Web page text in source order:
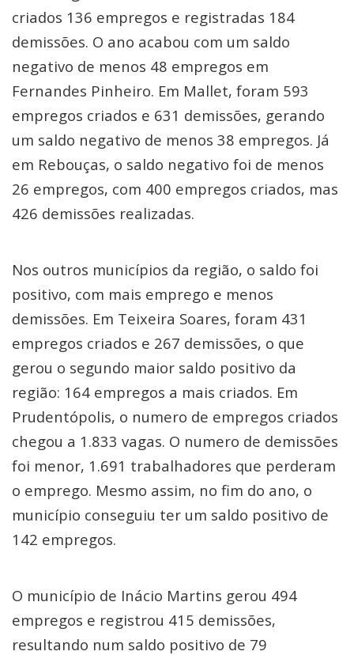
criados 136 empregos e registradas 184
demissões. O ano acabou com um saldo
negativo de menos 48 empregos em
Fernandes Pinheiro. Em Mallet, foram 593
empregos criados e 631 demissões, gerando
um saldo negativo de menos 38 empregos. Já
em Rebouças, o saldo negativo foi de menos
26 empregos, com 400 empregos criados, mas
426 demissões realizadas.
Nos outros municípios da região, o saldo foi
positivo, com mais emprego e menos
demissões. Em Teixeira Soares, foram 431
empregos criados e 267 demissões, o que
gerou o segundo maior saldo positivo da
região: 164 empregos a mais criados. Em
Prudentópolis, o numero de empregos criados
chegou a 1.833 vagas. O numero de demissões
foi menor, 1.691 trabalhadores que perderam
o emprego. Mesmo assim, no fim do ano, o
município conseguiu ter um saldo positivo de
142 empregos.
O município de Inácio Martins gerou 494
empregos e registrou 415 demissões,
resultando num saldo positivo de 79